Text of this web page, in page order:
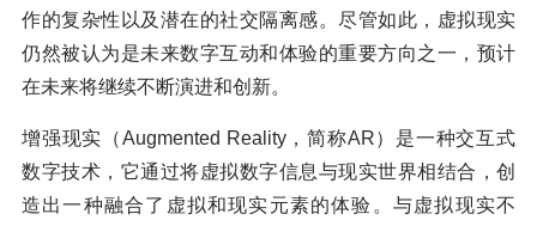
作的复杂性以及潜在的社交隔离感。尽管如此，虚拟现实
仍然被认为是未来数字互动和体验的重要方向之一，预计
在未来将继续不断演进和创新。
增强现实（Augmented Reality，简称AR）是一种交互式
数字技术，它通过将虚拟数字信息与现实世界相结合，创
造出一种融合了虚拟和现实元素的体验。与虚拟现实不